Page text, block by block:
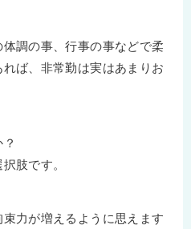
調の事、行事の事などで柔
ば、非常勤は実はあまりお
肢です。
力が増えるように思えます